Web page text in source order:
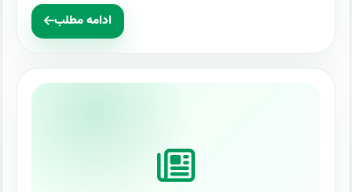
ادامه مطلب